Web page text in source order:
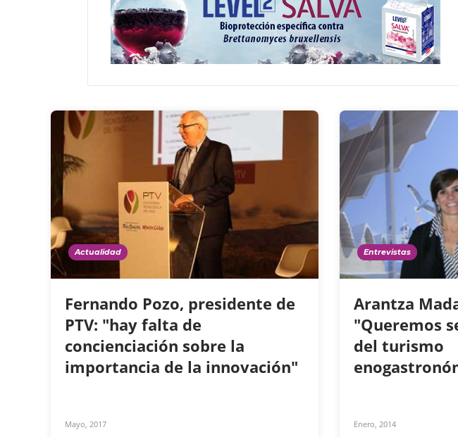
Actualidad
Fernando Pozo, presidente de
PTV: "hay falta de
concienciación sobre la
importancia de la innovación"
Mayo, 2017
Entrevistas
Arantza
"Queremos
del turismo
Enero, 2014